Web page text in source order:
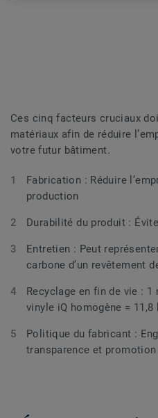
Ces cinq facteurs cruciaux
matériaux afin de réduire
votre futur bâtiment.
Fabrication : Réduire
production
Durabilité du produit :
Entretien : Peut
carbone d’un revêtement
Recyclage en fin de vie : 1
vinyle iQ homogène = 11,8
Politique du fabricant :
transparence et